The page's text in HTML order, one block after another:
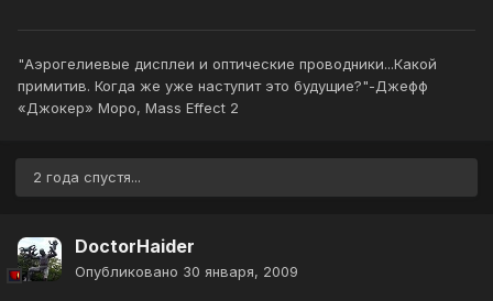
"Аэрогелиевые дисплеи и оптические проводники...Какой
примитив. Когда же уже наступит это будущие?"-Джефф
«Джокер» Моро, Mass Effect 2
2 года спустя...
DoctorHaider
Опубликовано 30 января, 2009